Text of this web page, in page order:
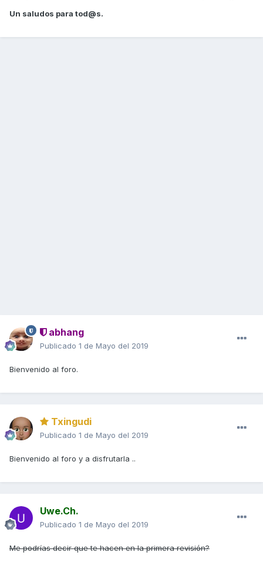
Un saludos para tod@s.
abhang
Publicado 1 de Mayo del 2019
Bienvenido al foro.
Txingudi
Publicado 1 de Mayo del 2019
Bienvenido al foro y a disfrutarla ..
Uwe.Ch.
Publicado 1 de Mayo del 2019
Me podrías decir que te hacen en la primera revisión?